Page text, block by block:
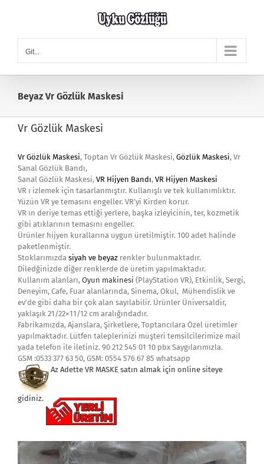
Git...
Beyaz Vr Gözlük Maskesi
Vr Gözlük Maskesi
Vr Gözlük Maskesi, Toptan Vr Gözlük Maskesi, Gözlük Maskesi, Vr
Sanal Gözlük Bandı,
Sanal Gözlük Maskesi, VR Hijyen Bandı, VR Hijyen Maskesi
VR ı izlemek için tasarlanmıştır. Kullanışlı ve tek kullanımlıktır.
Yüzün VR ye temasını engeller. VR’yi Kirden korur.
VR ın deriye temas ettiği yerlere, başka izleyicinin, ter, kozmetik
gibi atıklarının temasını engeller.
Ürünler hijyen kurallarına uygun üretilmiştir. 100 adet halinde
paketlenmiştir.
Stoklarımızda siyah ve beyaz renkler bulunmaktadır.
Diledğinizde diğer renklerde de üretim yapılmaktadır.
Kullanım alanları, Oyun makinesi (PlayStation VR), Etkinlik, Sergi,
Deneyim, Cafe, Fuar alanlarında, Sinema, Okul, Mühendislik ve
ev’de gibi daha bir çok alan sayılabilir. Ürünler Üniversaldir,
yaklaşık 21/22×11/12 cm aralığındadır.
Fabrikamızda, Ajanslara, Şirketlere, Toptancılara Özel üretimler
yapılmaktadır. Lütfen taleplerinizi müşteri temsilcilerimize mail
yada telefon ile iletiniz. 90 212 545 01 10 pbx Saygılarımızla.
GSM :0533 377 63 50, GSM: 0554 576 67 85 whatsapp
Az Adette VR MASKE satın almak için online siteye
gidiniz.